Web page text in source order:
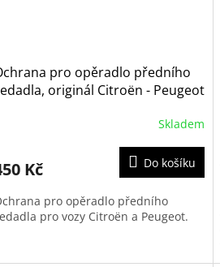
pro opěradlo předního
originál Citroën - Peugeot
Skladem
Kč Do košíku
pro opěradlo předního
pro vozy Citroën a Peugeot.